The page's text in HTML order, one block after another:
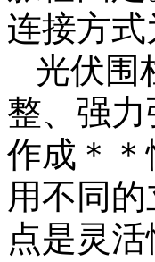
连接方式
光伏围
整、强
作成＊
用不同
点是灵